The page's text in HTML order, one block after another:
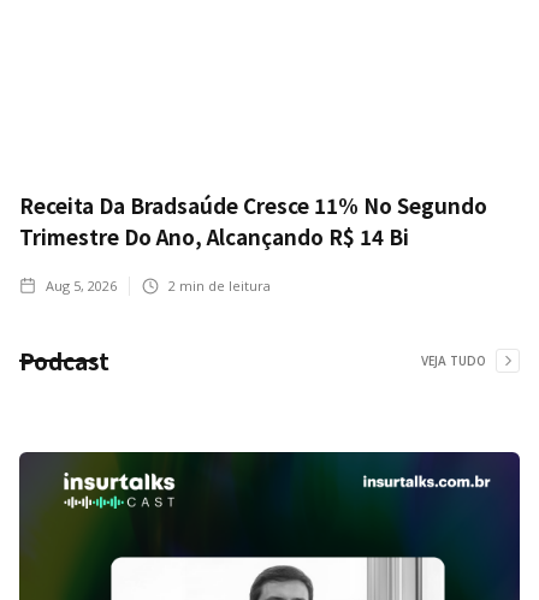
Receita Da Bradsaúde Cresce 11% No Segundo
Trimestre Do Ano, Alcançando R$ 14 Bi
Aug 5, 2026 2 min de leitura
Podcast VEJA TUDO